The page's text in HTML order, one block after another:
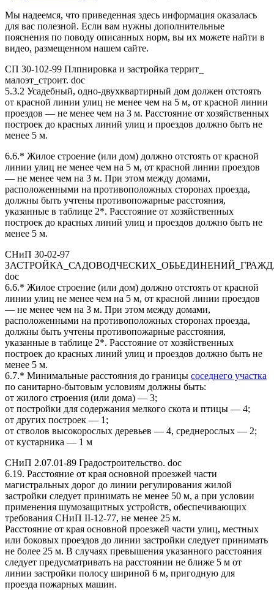
Мы надеемся, что приведенная здесь информация оказалась
для вас полезной. Если вам нужны дополнительные
пояснения по поводу описанных норм, вы их можете найти в
видео, размещенном нашем сайте.
СП 30-102-99 Плпнировка и застройка террит_
малоэт_строит. doc
5.3.2 Усадебный, одно-двухквартирный дом должен отстоять
от красной линии улиц не менее чем на 5 м, от красной линии
проездов — не менее чем на 3 м. Расстояние от хозяйственных
построек до красных линий улиц и проездов должно быть не
менее 5 м.
6.6.* Жилое строение (или дом) должно отстоять от красной
линии улиц не менее чем на 5 м, от красной линии проездов
— не менее чем на 3 м. При этом между домами,
расположенными на противоположных сторонах проезда,
должны быть учтены противопожарные расстояния,
указанные в таблице 2*. Расстояние от хозяйственных
построек до красных линий улиц и проездов должно быть не
менее 5 м.
СНиП 30-02-97
doc
6.6.* Жилое строение (или дом) должно отстоять от красной
линии улиц не менее чем на 5 м, от красной линии проездов
— не менее чем на 3 м. При этом между домами,
расположенными на противоположных сторонах проезда,
должны быть учтены противопожарные расстояния,
указанные в таблице 2*. Расстояние от хозяйственных
построек до красных линий улиц и проездов должно быть не
менее 5 м.
6.7.* Минимальные расстояния до границы соседнего участка
по санитарно-бытовым условиям должны быть:
от жилого строения (или дома) — 3;
от постройки для содержания мелкого скота и птицы — 4;
от других построек — 1;
от стволов высокорослых деревьев — 4, среднерослых — 2;
от кустарника — 1 м
СНиП 2.07.01-89 Градостроительство. doc
6.19. Расстояние от края основной проезжей части
магистральных дорог до линии регулирования жилой
застройки следует принимать не менее 50 м, а при условии
применения шумозащитных устройств, обеспечивающих
требования СНиП II-12-77, не менее 25 м.
Расстояние от края основной проезжей части улиц, местных
или боковых проездов до линии застройки следует принимать
не более 25 м. В случаях превышения указанного расстояния
следует предусматривать на расстоянии не ближе 5 м от
линии застройки полосу шириной 6 м, пригодную для
проезда пожарных машин.